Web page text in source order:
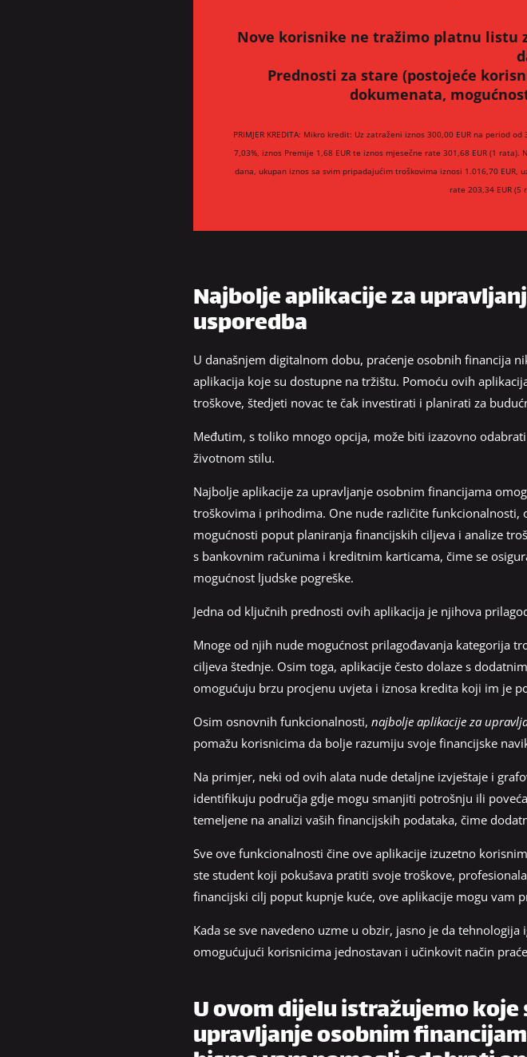
Nove korisnike ne tražimo platnu listu
Prednosti za stare (postojeće
dokumenata,
PRIMJER KREDITA: Mikro kredit: Uz zatraženi iznos 300,00 EUR na period
7,03%, iznos Premije 1,68 EUR te iznos mjesečne rate 301,68 EUR (1
dana, ukupan iznos sa svim pripadajućim troškovima iznosi 1.016,70 EUR,
rate 203,34 EUR (5
Najbolje aplikacije za
usporedba
U današnjem digitalnom dobu, praćenje osobnih financija
aplikacija koje su dostupne na tržištu. Pomoću ovih
troškove, štedjeti novac te čak investirati i planirati za
Međutim, s toliko mnogo opcija, može biti izazovno
životnom stilu.
Najbolje aplikacije za upravljanje osobnim financijama
troškovima i prihodima. One nude različite funkcionalnosti,
mogućnosti poput planiranja financijskih ciljeva i analize
s bankovnim računima i kreditnim karticama, čime se
mogućnost ljudske pogreške.
Jedna od ključnih prednosti ovih aplikacija je njihova
Mnoge od njih nude mogućnost prilagođavanja kategorija
ciljeva štednje. Osim toga, aplikacije često dolaze s
omogućuju brzu procjenu uvjeta i iznosa kredita koji im je
Osim osnovnih funkcionalnosti, najbolje aplikacije za
pomažu korisnicima da bolje razumiju svoje financijske
Na primjer, neki od ovih alata nude detaljne izvještaje i
identifikuju područja gdje mogu smanjiti potrošnju ili
temeljene na analizi vaših financijskih podataka, čime
Sve ove funkcionalnosti čine ove aplikacije izuzetno
ste student koji pokušava pratiti svoje troškove,
financijski cilj poput kupnje kuće, ove aplikacije mogu vam
Kada se sve navedeno uzme u obzir, jasno je da
omogućujući korisnicima jednostavan i učinkovit način
U ovom dijelu istražujemo
upravljanje osobnim